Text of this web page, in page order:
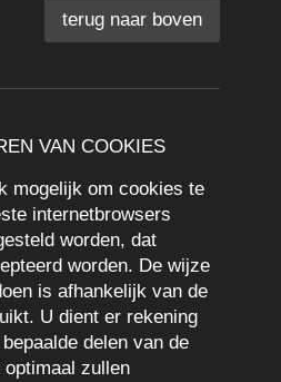
terug naar boven
VAN COOKIES
mogelijk om cookies te
internetbrowsers
worden, dat
worden. De wijze
is afhankelijk van de
U dient er rekening
delen van de
zullen